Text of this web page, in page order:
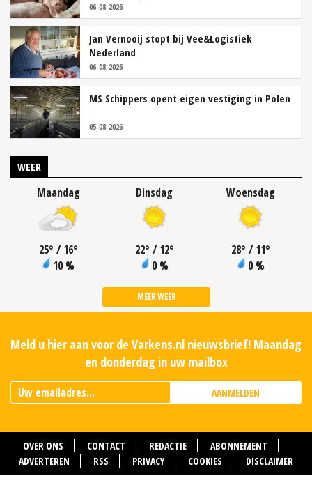
06-08-2026
Jan Vernooij stopt bij Vee&Logistiek
Nederland
06-08-2026
MS Schippers opent eigen vestiging in Polen
05-08-2026
WEER
Maandag
25° / 16°
10 %
Dinsdag
22° / 12°
0 %
Woensdag
28° / 11°
0 %
MEER WEER
Meld u hier aan voor de Varkens.nl nieuwsbrief! Maandag
en donderdag in uw mailbox
AANMELDEN
OVER ONS CONTACT REDACTIE
ABONNEMENT
ADVERTEREN
RSS PRIVACY COOKIES DISCLAIMER